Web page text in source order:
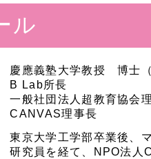
ル
慶應義塾大学教授 博士
B Lab所長
一般社団法人超教育協会
CANVAS理事長
東京大学工学部卒業後、
研究員を経て、NPO法人